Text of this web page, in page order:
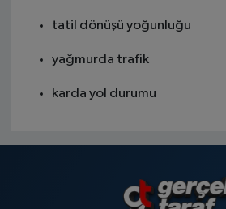
tatil dönüşü yoğunluğu
yağmurda trafik
karda yol durumu